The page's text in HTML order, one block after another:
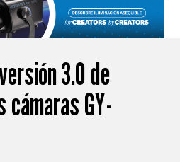
3.0 de
GY-